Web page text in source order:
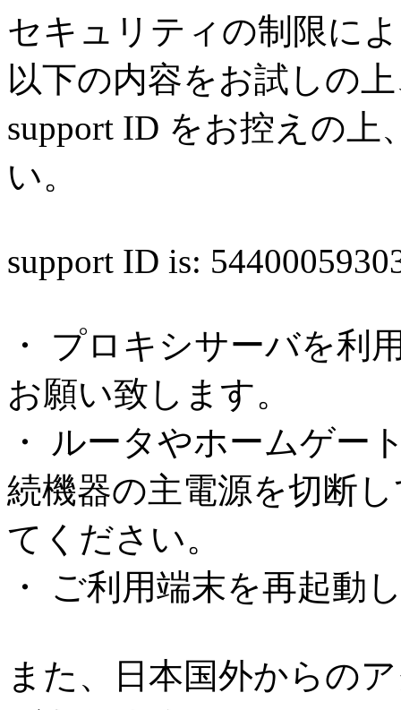
セキュリティの制限に
以下の内容をお試しの
support ID をお控えの
い。
support ID is:
・ プロキシサーバを利
お願い致します。
・ ルータやホームゲー
続機器の主電源を切断
てください。
・ ご利用端末を再起動
また、日本国外からの